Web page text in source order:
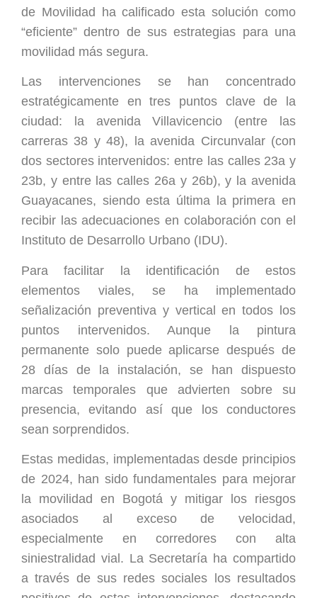
de Movilidad ha calificado esta solución como
“eficiente” dentro de sus estrategias para una
movilidad más segura.
Las intervenciones se han concentrado
estratégicamente en tres puntos clave de la
ciudad: la avenida Villavicencio (entre las
carreras 38 y 48), la avenida Circunvalar (con
dos sectores intervenidos: entre las calles 23a y
23b, y entre las calles 26a y 26b), y la avenida
Guayacanes, siendo esta última la primera en
recibir las adecuaciones en colaboración con el
Instituto de Desarrollo Urbano (IDU).
Para facilitar la identificación de estos
elementos viales, se ha implementado
señalización preventiva y vertical en todos los
puntos intervenidos. Aunque la pintura
permanente solo puede aplicarse después de
28 días de la instalación, se han dispuesto
marcas temporales que advierten sobre su
presencia, evitando así que los conductores
sean sorprendidos.
Estas medidas, implementadas desde principios
de 2024, han sido fundamentales para mejorar
la movilidad en Bogotá y mitigar los riesgos
asociados al exceso de velocidad,
especialmente en corredores con alta
siniestralidad vial. La Secretaría ha compartido
a través de sus redes sociales los resultados